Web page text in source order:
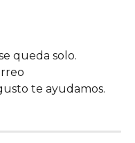
queda solo.
te ayudamos.